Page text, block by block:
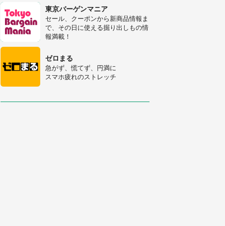
人の呟きに30万人驚がく 何が存在
しないか、あなたはわかる？
「修学旅行に途中参加する娘を送っ
て行ったら、真っ暗な道で遭難状
態。なんとか見つけた民家に助けを
求めると、住人の男性が...」
東京バーゲンマニア
セール、クーポンから新商品情報ま
で、その日に使える掘り出しもの情
報満載！
ゼロまる
急がず、慌てず、円満に
スマホ疲れのストレッチ